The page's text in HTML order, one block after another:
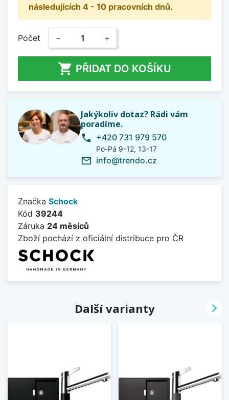
následujících 4 - 10 pracovních dnů.
Počet − +
 PŘIDAT DO KOŠÍKU
Jakýkoliv dotaz? Rádi vám
poradíme.
phone +420 731 979 570
Po-Pá 9-12, 13-17
mail_outline info@trendo.cz
Značka Schock
Kód 39244
Záruka 24 měsíců
Zboží pochází z oficiální distribuce pro ČR
Další varianty 